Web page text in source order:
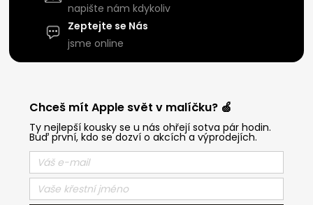
napište nám kdykoliv
Zeptejte se Nás
jsme online
Chceš mít Apple svět v malíčku? 🍏
Ty nejlepší kousky se u nás ohřejí sotva pár hodin.
Buď první, kdo se dozví o akcích a výprodejích.